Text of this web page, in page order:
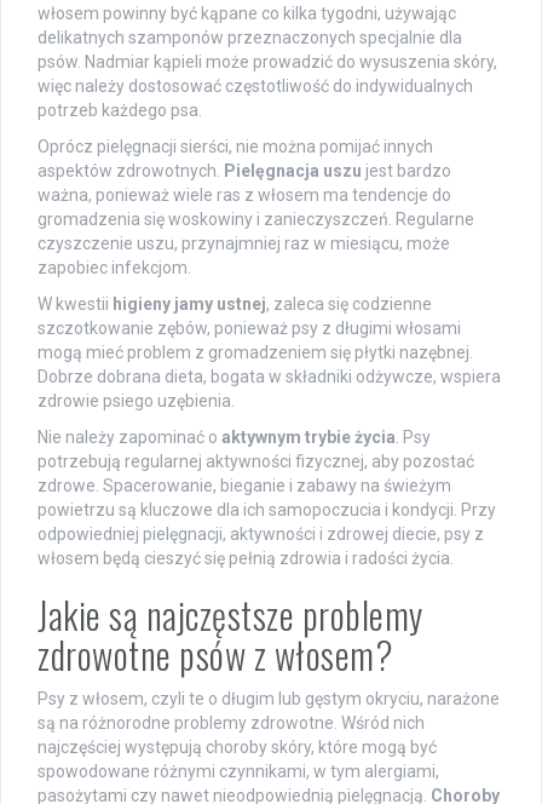
włosem powinny być kąpane co kilka tygodni, używając
delikatnych szamponów przeznaczonych specjalnie dla
psów. Nadmiar kąpieli może prowadzić do wysuszenia skóry,
więc należy dostosować częstotliwość do indywidualnych
potrzeb każdego psa.
Oprócz pielęgnacji sierści, nie można pomijać innych
aspektów zdrowotnych.
Pielęgnacja uszu jest bardzo
ważna, ponieważ wiele ras z włosem ma tendencje do
gromadzenia się woskowiny i zanieczyszczeń. Regularne
czyszczenie uszu, przynajmniej raz w miesiącu, może
zapobiec infekcjom.
W kwestii higieny jamy ustnej, zaleca się codzienne
szczotkowanie zębów, ponieważ psy z długimi włosami
mogą mieć problem z gromadzeniem się płytki nazębnej.
Dobrze dobrana dieta, bogata w składniki odżywcze, wspiera
zdrowie psiego uzębienia.
Nie należy zapominać o aktywnym trybie życia . Psy
potrzebują regularnej aktywności fizycznej, aby pozostać
zdrowe. Spacerowanie, bieganie i zabawy na świeżym
powietrzu są kluczowe dla ich samopoczucia i kondycji. Przy
odpowiedniej pielęgnacji, aktywności i zdrowej diecie, psy z
włosem będą cieszyć się pełnią zdrowia i radości życia.
Jakie są najczęstsze problemy
zdrowotne psów z włosem?
Psy z włosem, czyli te o długim lub gęstym okryciu, narażone
są na różnorodne problemy zdrowotne. Wśród nich
najczęściej występują choroby skóry, które mogą być
spowodowane różnymi czynnikami, w tym alergiami,
pasożytami czy nawet nieodpowiednią pielęgnacją. Choroby